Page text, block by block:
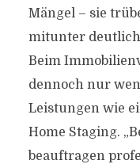
Mängel – sie
mitunter
Beim
dennoch nur
Leistungen wie
Home Staging.
beauftragen